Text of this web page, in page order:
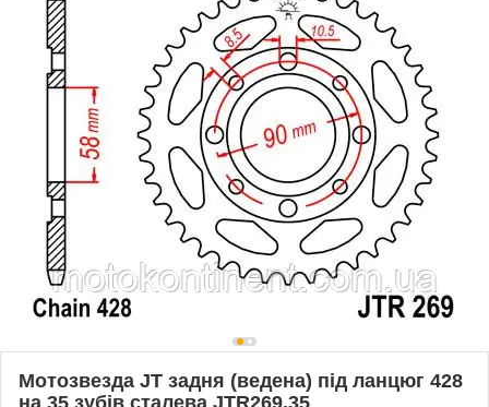
Мотозвезда JT задня (ведена) під ланцюг 428
на 35 зубів сталева JTR269.35